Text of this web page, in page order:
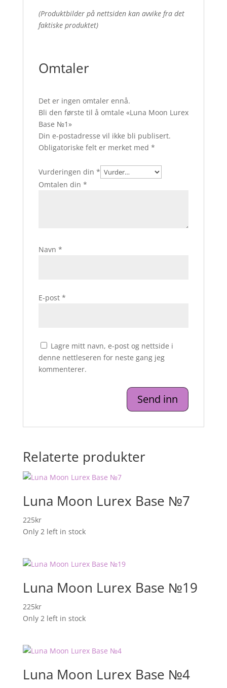
(Produktbilder på nettsiden kan avvike fra det
faktiske produktet)
Omtaler
Det er ingen omtaler ennå.
Bli den første til å omtale «Luna Moon Lurex
Base №1»
Din e-postadresse vil ikke bli publisert.
Obligatoriske felt er merket med *
Vurderingen din *
Omtalen din *
Navn *
E-post *
Lagre mitt navn, e-post og nettside i
denne nettleseren for neste gang jeg
kommenterer.
Relaterte produkter
Luna Moon Lurex Base №7
225kr
Only 2 left in stock
Luna Moon Lurex Base №19
225kr
Only 2 left in stock
Luna Moon Lurex Base №4